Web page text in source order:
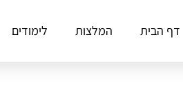
דף הבית המלצות לימודים